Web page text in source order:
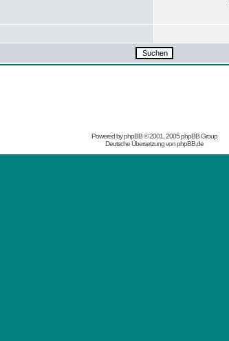
Powered byphpBB© 2001, 2005 phpBB Group
Deutsche Übersetzung vonphpBB.de